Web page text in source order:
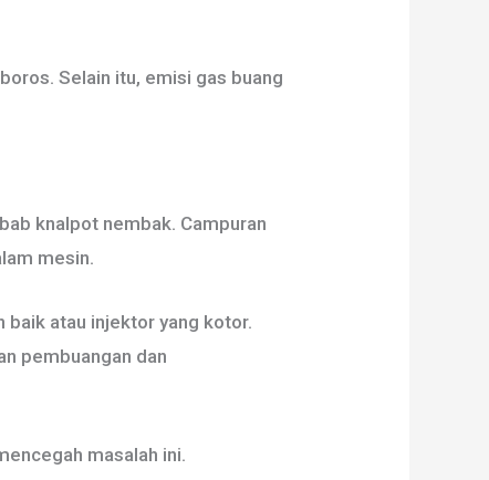
Selain itu, emisi gas buang
knalpot nembak. Campuran
mesin.
atau injektor yang kotor.
pembuangan dan
masalah ini.